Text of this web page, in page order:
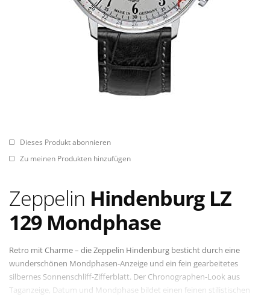
Dieses Produkt abonnieren
Zu meinen Produkten hinzufügen
Zeppelin Hindenburg LZ
129 Mondphase
Retro mit Charme – die Zeppelin Hindenburg besticht durch eine
wunderschönen Mondphasen-Anzeige und ein fein gearbeitetes
silbernes Sonnenschliff-Zifferblatt. Der Chronographen-Look aus
Taganzeige, Datum und Mondphase bildet einen feinen stilistischen